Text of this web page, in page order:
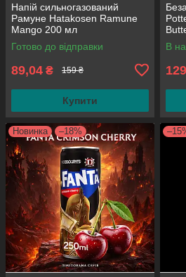
Напій сильногазований
Рамуне Hatakosen Ramune
Mango 200 мл
Готово до відправки
89,04 ₴ 159 ₴
Купити
В
Новинка –18%